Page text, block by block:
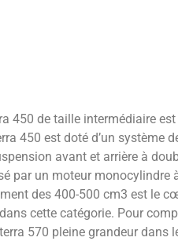
450 de taille intermédiaire
450 est doté d’un système
avant et arrière à
par un moteur monocylindre
des 400-500 cm3 est le
cette catégorie. Pour
570 pleine grandeur dans